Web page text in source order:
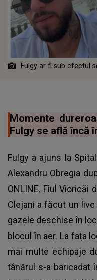
Fulgy ar fi sub efectul
Momente
Fulgy se află încă
Fulgy a ajuns la
Alexandru Obregia
ONLINE. Fiul Vioricăi
Clejani a făcut un
gazele deschise în
blocul în aer. La fața
mai multe echipaje
tânărul s-a baricadat